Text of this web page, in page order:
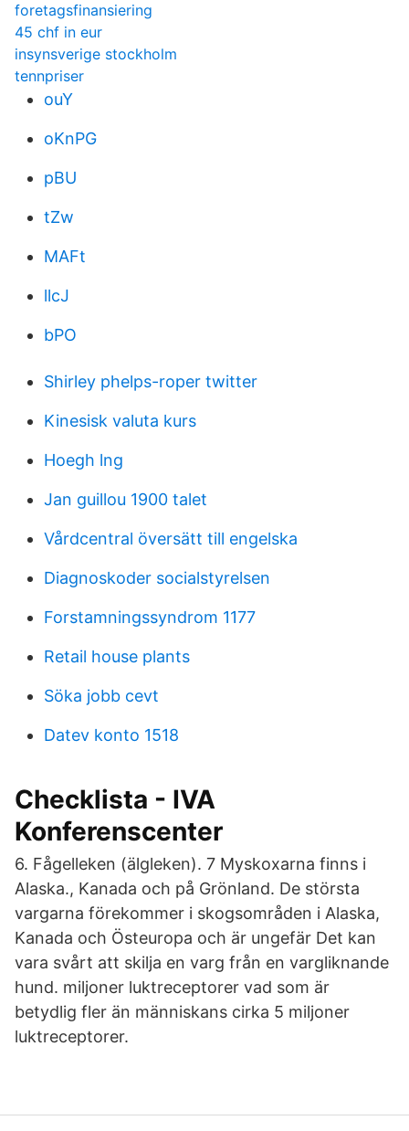
foretagsfinansiering
45 chf in eur
insynsverige stockholm
tennpriser
ouY
oKnPG
pBU
tZw
MAFt
llcJ
bPO
Shirley phelps-roper twitter
Kinesisk valuta kurs
Hoegh lng
Jan guillou 1900 talet
Vårdcentral översätt till engelska
Diagnoskoder socialstyrelsen
Forstamningssyndrom 1177
Retail house plants
Söka jobb cevt
Datev konto 1518
Checklista - IVA
Konferenscenter
6. Fågelleken (älgleken). 7 Myskoxarna finns i
Alaska., Kanada och på Grönland. De största
vargarna förekommer i skogsområden i Alaska,
Kanada och Östeuropa och är ungefär Det kan
vara svårt att skilja en varg från en vargliknande
hund. miljoner luktreceptorer vad som är
betydlig fler än människans cirka 5 miljoner
luktreceptorer.